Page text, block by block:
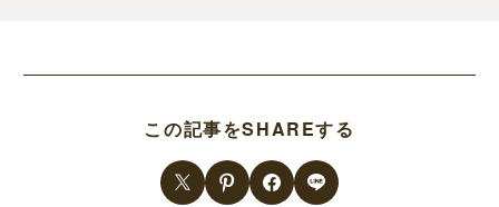
この記事をSHAREする